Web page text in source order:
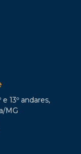
13º andares,
MG